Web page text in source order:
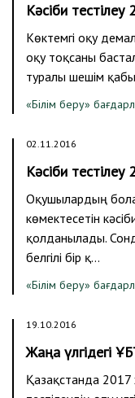
Кәсіби
Көктемгі оқу
оқу тоқсаны
туралы шешім
«Білім беру»
02.11.2016
Кәсіби
Оқушылардың
көмектесетін
қолданылады.
белгілі бір қ…
«Білім беру»
19.10.2016
Жаңа үлгідегі
Қазақстанда